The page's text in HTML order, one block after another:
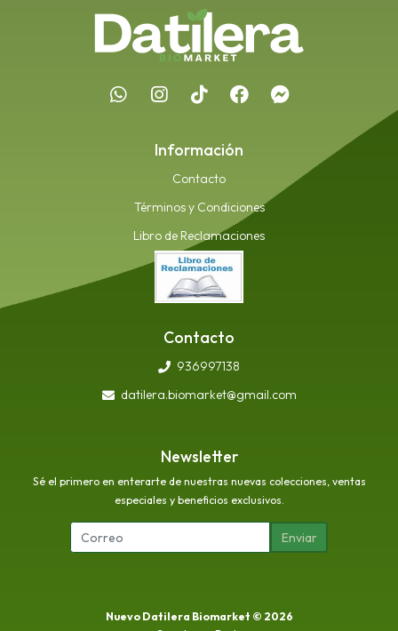
Información
Contacto
Términos y Condiciones
Libro de Reclamaciones
Contacto
936997138
datilera.biomarket@gmail.com
Newsletter
Sé el primero en enterarte de nuestras nuevas colecciones, ventas
especiales y beneficios exclusivos.
Enviar
Nuevo Datilera Biomarket © 2026